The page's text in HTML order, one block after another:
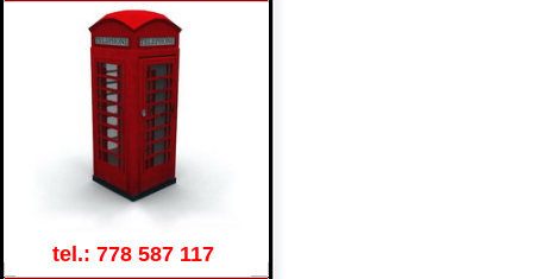
tel.: 778 587 117